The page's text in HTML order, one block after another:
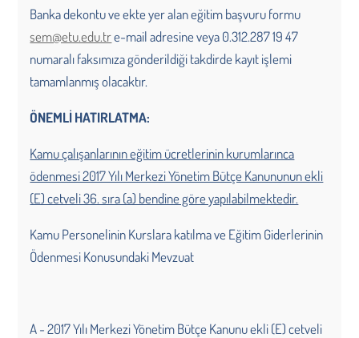
Banka dekontu ve ekte yer alan eğitim başvuru formu
sem@etu.edu.tre-mail adresine veya 0.312.287 19 47
numaralı faksımıza gönderildiği takdirde kayıt işlemi
tamamlanmış olacaktır.
ÖNEMLİ HATIRLATMA:
Kamu çalışanlarının eğitim ücretlerinin kurumlarınca
ödenmesi 2017 Yılı Merkezi Yönetim Bütçe Kanununun ekli
(E) cetveli 36. sıra (a) bendine göre yapılabilmektedir.
Kamu Personelinin Kurslara katılma ve Eğitim Giderlerinin
Ödenmesi Konusundaki Mevzuat
A - 2017 Yılı Merkezi Yönetim Bütçe Kanunu ekli (E) cetveli